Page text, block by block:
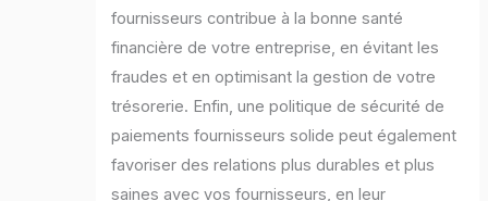
fournisseurs contribue à la bonne santé
financière de votre entreprise, en évitant les
fraudes et en optimisant la gestion de votre
trésorerie. Enfin, une politique de sécurité de
paiements fournisseurs solide peut également
favoriser des relations plus durables et plus
saines avec vos fournisseurs, en leur